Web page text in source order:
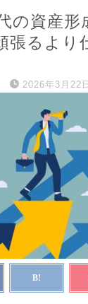
の資産形
張るより
2026年3月22日